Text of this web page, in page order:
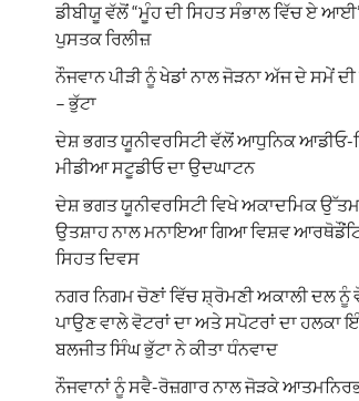
ਡੀਬੀਯੂ ਵੱਲੋਂ “ਮੂੰਹ ਦੀ ਸਿਹਤ ਸੰਭਾਲ ਵਿੱਚ ਏ
ਪੁਸਤਕ ਰਿਲੀਜ਼
ਨੌਜਵਾਨ ਪੀੜੀ ਨੂੰ ਖੇਡਾਂ ਨਾਲ ਜੋੜਨਾ ਅੱਜ ਦੇ ਸਮੇਂ
– ਭੁੱਟਾ
ਦੇਸ਼ ਭਗਤ ਯੂਨੀਵਰਸਿਟੀ ਵੱਲੋਂ ਆਧੁਨਿਕ
ਮੀਡੀਆ ਸਟੂਡੀਓ ਦਾ ਉਦਘਾਟਨ
ਦੇਸ਼ ਭਗਤ ਯੂਨੀਵਰਸਿਟੀ ਵਿਖੇ ਅਕਾਦਮਿਕ
ਉਤਸ਼ਾਹ ਨਾਲ ਮਨਾਇਆ ਗਿਆ ਵਿਸ਼ਵ
ਸਿਹਤ ਦਿਵਸ
ਨਗਰ ਨਿਗਮ ਚੋਣਾਂ ਵਿੱਚ ਸ਼੍ਰੋਮਣੀ ਅਕਾਲੀ ਦਲ ਨੂੰ
ਪਾਉਣ ਵਾਲੇ ਵੋਟਰਾਂ ਦਾ ਅਤੇ ਸਪੋਟਰਾਂ ਦਾ ਹਲਕਾ
ਬਲਜੀਤ ਸਿੰਘ ਭੁੱਟਾ ਨੇ ਕੀਤਾ ਧੰਨਵਾਦ
ਨੌਜਵਾਨਾਂ ਨੂੰ ਸਵੈ-ਰੋਜ਼ਗਾਰ ਨਾਲ ਜੋੜਕੇ